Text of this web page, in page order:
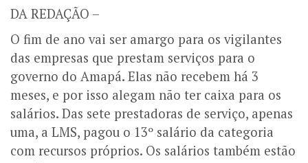
DA REDAÇÃO –
O fim de ano vai ser amargo para os vigilantes
das empresas que prestam serviços para o
governo do Amapá. Elas não recebem há 3
meses, e por isso alegam não ter caixa para os
salários. Das sete prestadoras de serviço, apenas
uma, a LMS, pagou o 13º salário da categoria
com recursos próprios. Os salários também estão